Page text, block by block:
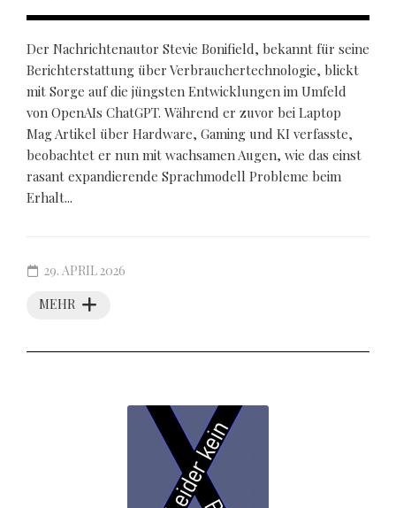
Der Nachrichtenautor Stevie Bonifield, bekannt für seine
Berichterstattung über Verbrauchertechnologie, blickt
mit Sorge auf die jüngsten Entwicklungen im Umfeld
von OpenAIs ChatGPT. Während er zuvor bei Laptop
Mag Artikel über Hardware, Gaming und KI verfasste,
beobachtet er nun mit wachsamen Augen, wie das einst
rasant expandierende Sprachmodell Probleme beim
Erhalt...
MEHR
29. APRIL 2026